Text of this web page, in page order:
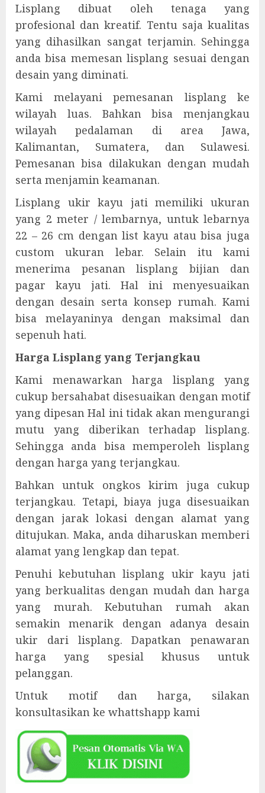
Lisplang dibuat oleh tenaga yang
profesional dan kreatif. Tentu saja kualitas
yang dihasilkan sangat terjamin. Sehingga
anda bisa memesan lisplang sesuai dengan
desain yang diminati.
Kami melayani pemesanan lisplang ke
wilayah luas. Bahkan bisa menjangkau
wilayah pedalaman di area Jawa,
Kalimantan, Sumatera, dan Sulawesi.
Pemesanan bisa dilakukan dengan mudah
serta menjamin keamanan.
Lisplang ukir kayu jati memiliki ukuran
yang 2 meter / lembarnya, untuk lebarnya
22 – 26 cm dengan list kayu atau bisa juga
custom ukuran lebar. Selain itu kami
menerima pesanan lisplang bijian dan
pagar kayu jati. Hal ini menyesuaikan
dengan desain serta konsep rumah. Kami
bisa melayaninya dengan maksimal dan
sepenuh hati.
Harga Lisplang yang Terjangkau
Kami menawarkan harga lisplang yang
cukup bersahabat disesuaikan dengan motif
yang dipesan Hal ini tidak akan mengurangi
mutu yang diberikan terhadap lisplang.
Sehingga anda bisa memperoleh lisplang
dengan harga yang terjangkau.
Bahkan untuk ongkos kirim juga cukup
terjangkau. Tetapi, biaya juga disesuaikan
dengan jarak lokasi dengan alamat yang
ditujukan. Maka, anda diharuskan memberi
alamat yang lengkap dan tepat.
Penuhi kebutuhan lisplang ukir kayu jati
yang berkualitas dengan mudah dan harga
yang murah. Kebutuhan rumah akan
semakin menarik dengan adanya desain
ukir dari lisplang. Dapatkan penawaran
harga yang spesial khusus untuk
pelanggan.
Untuk motif dan harga, silakan
konsultasikan ke whattshapp kami